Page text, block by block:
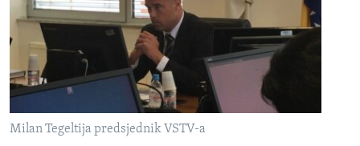
Milan Tegeltija predsjednik VSTV-a